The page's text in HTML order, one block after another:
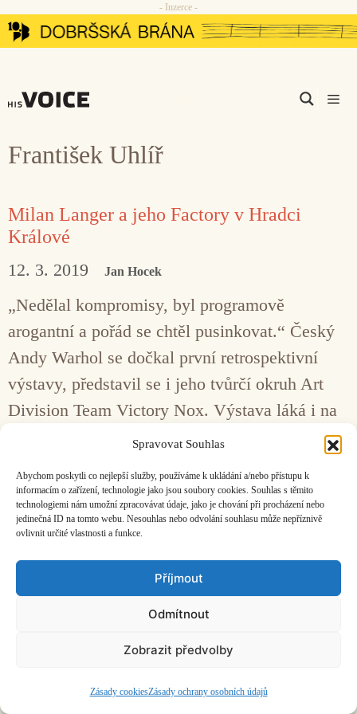
Spravovat Souhlas
Abychom poskytli co nejlepší služby, používáme k ukládání a/nebo přístupu k
informacím o zařízení, technologie jako jsou soubory cookies. Souhlas s těmito
technologiemi nám umožní zpracovávat údaje, jako je chování při procházení nebo
jedinečná ID na tomto webu. Nesouhlas nebo odvolání souhlasu může nepříznivě
ovlivnit určité vlastnosti a funkce.
Příjmout
Odmítnout
Zobrazit předvolby
Zásady cookiesZásady ochrany osobních údajů
Přeskočit
na
- Inzerce -
František Uhlíř
Milan Langer a jeho Factory v Hradci
Králové
12. 3. 2019 Jan Hocek
„Nedělal kompromisy, byl programově
arogantní a pořád se chtěl pusinkovat.“ Český
Andy Warhol se dočkal první retrospektivní
výstavy, představil se i jeho tvůrčí okruh Art
Division Team Victory Nox. Výstava láká i na
pestrý doprovodný program.
Facebook
Bandcamp
Mail
založeno 2001 | Kontaktujte nás: